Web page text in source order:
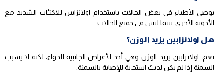
يوصي الأطباء في بعض الحالات باستخدام اولانزابين للاكتئاب الشديد مع
الأدوية الأخرى، بينما ليس في جميع الحالات.
هل اولانزابين يزيد الوزن؟
نعم، اولانزابين يزيد الوزن وهي أحد الأعراض الجانبية للدواء، لكنه لا يسبب
السمنة إذا لم يكن لديك استجابة للإصابة بالسمنة.